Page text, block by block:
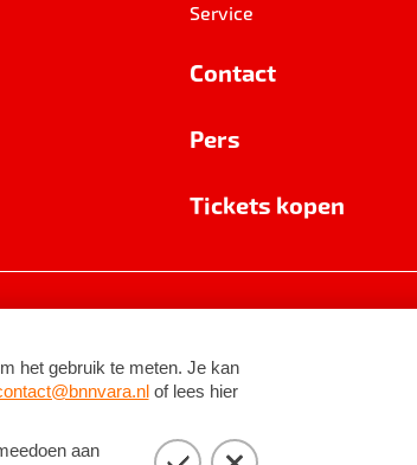
Service
Contact
Pers
Tickets kopen